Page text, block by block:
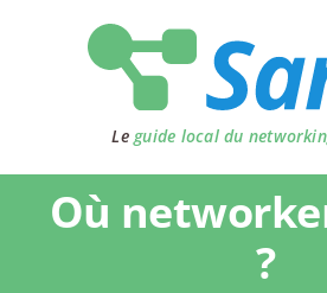
Le guide local du
Où
?